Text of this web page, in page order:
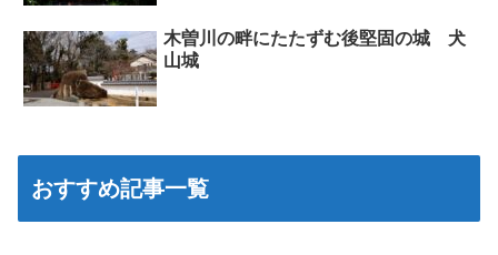
木曽川の畔にたたずむ後堅固の城 犬
山城
おすすめ記事一覧